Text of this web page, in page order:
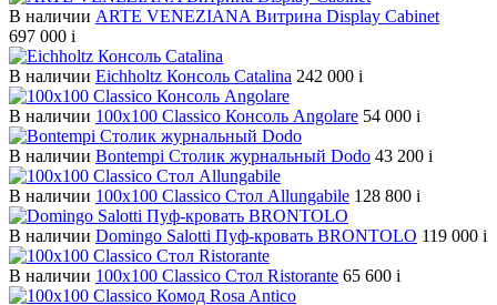
В наличии ARTE VENEZIANA Витрина Display Cabinet
697 000 i
В наличии Eichholtz Консоль Catalina 242 000 i
В наличии 100х100 Classico Консоль Angolare 54 000 i
В наличии Bontempi Столик журнальный Dodo 43 200 i
В наличии 100х100 Classico Стол Allungabile 128 800 i
В наличии Domingo Salotti Пуф-кровать BRONTOLO 119 000 i
В наличии 100х100 Classico Стол Ristorante 65 600 i